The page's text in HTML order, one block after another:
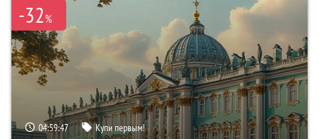
-32%
04:59:46 Купи первым!